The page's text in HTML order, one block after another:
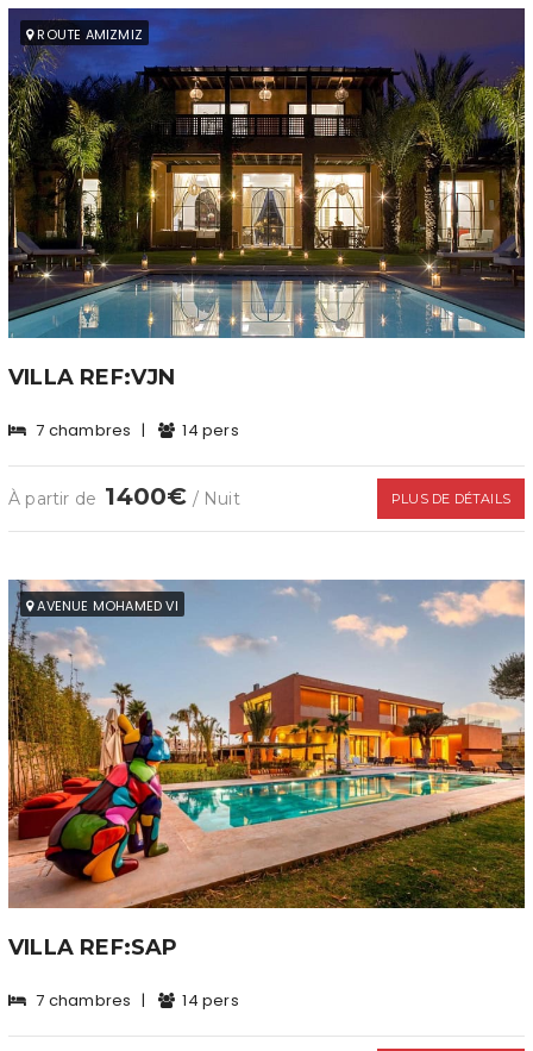
ROUTE AMIZMIZ
VILLA REF:VJN
7 chambres | 14 pers
À partir de 1400€ / Nuit PLUS DE DÉTAILS
AVENUE MOHAMED VI
VILLA REF:SAP
7 chambres | 14 pers